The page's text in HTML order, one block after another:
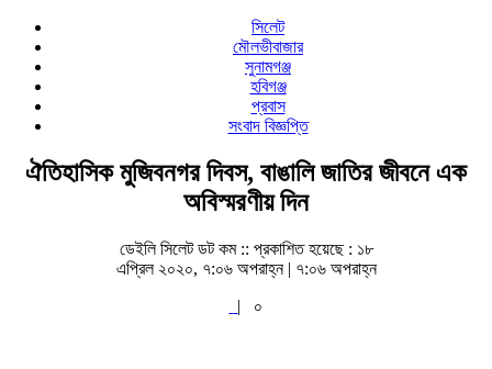
সিলেট
মৌলভীবাজার
সুনামগঞ্জ
হবিগঞ্জ
প্রবাস
সংবাদ বিজ্ঞপ্তি
ঐতিহাসিক মুজিবনগর দিবস, বাঙালি জাতির জীবনে এক
অবিস্মরণীয় দিন
ডেইলি সিলেট ডট কম :: প্রকাশিত হয়েছে : ১৮
এপ্রিল ২০২০, ৭:০৬ অপরাহ্ন | ৭:০৬ অপরাহ্ন
|
০